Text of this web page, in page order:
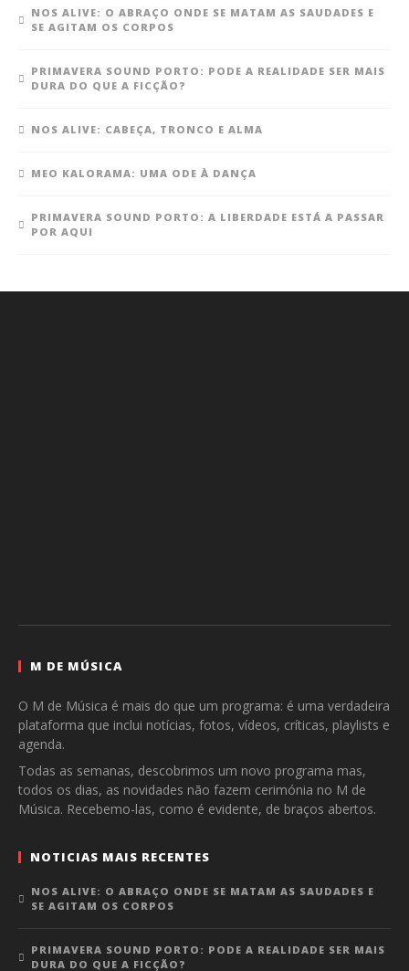
NOS ALIVE: O ABRAÇO ONDE SE MATAM AS SAUDADES E
SE AGITAM OS CORPOS
PRIMAVERA SOUND PORTO: PODE A REALIDADE SER MAIS
DURA DO QUE A FICÇÃO?
NOS ALIVE: CABEÇA, TRONCO E ALMA
MEO KALORAMA: UMA ODE À DANÇA
PRIMAVERA SOUND PORTO: A LIBERDADE ESTÁ A PASSAR
POR AQUI
M DE MÚSICA
O M de Música é mais do que um programa: é uma verdadeira
plataforma que inclui notícias, fotos, vídeos, críticas, playlists e
agenda.
Todas as semanas, descobrimos um novo programa mas,
todos os dias, as novidades não fazem cerimónia no M de
Música. Recebemo-las, como é evidente, de braços abertos.
NOTICIAS MAIS RECENTES
NOS ALIVE: O ABRAÇO ONDE SE MATAM AS SAUDADES E
SE AGITAM OS CORPOS
PRIMAVERA SOUND PORTO: PODE A REALIDADE SER MAIS
DURA DO QUE A FICÇÃO?